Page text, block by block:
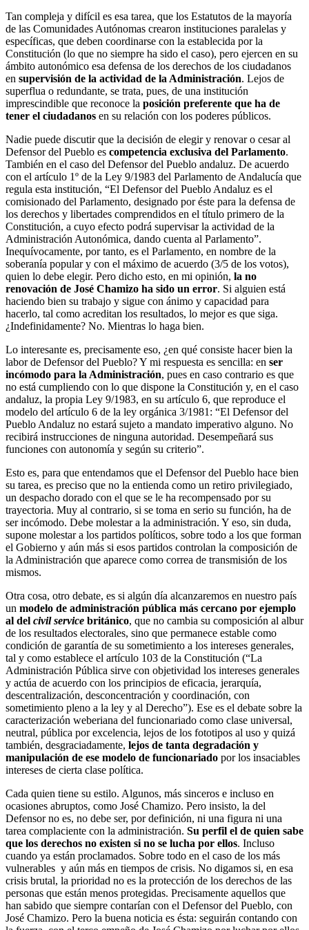
Tan compleja y difícil es esa tarea, que los Estatutos de la mayoría
de las Comunidades Autónomas crearon instituciones paralelas y
específicas, que deben coordinarse con la establecida por la
Constitución (lo que no siempre ha sido el caso), pero ejercen en su
ámbito autonómico esa defensa de los derechos de los ciudadanos
en supervisión de la actividad de la Administración. Lejos de
superflua o redundante, se trata, pues, de una institución
imprescindible que reconoce la posición preferente que ha de
tener el ciudadanos en su relación con los poderes públicos.
Nadie puede discutir que la decisión de elegir y renovar o cesar al
Defensor del Pueblo es competencia exclusiva del Parlamento.
También en el caso del Defensor del Pueblo andaluz. De acuerdo
con el artículo 1º de la Ley 9/1983 del Parlamento de Andalucía que
regula esta institución, “El Defensor del Pueblo Andaluz es el
comisionado del Parlamento, designado por éste para la defensa de
los derechos y libertades comprendidos en el título primero de la
Constitución, a cuyo efecto podrá supervisar la actividad de la
Administración Autonómica, dando cuenta al Parlamento”.
Inequívocamente, por tanto, es el Parlamento, en nombre de la
soberanía popular y con el máximo de acuerdo (3/5 de los votos),
quien lo debe elegir. Pero dicho esto, en mi opinión, la no
renovación de José Chamizo ha sido un error. Si alguien está
haciendo bien su trabajo y sigue con ánimo y capacidad para
hacerlo, tal como acreditan los resultados, lo mejor es que siga.
¿Indefinidamente? No. Mientras lo haga bien.
Lo interesante es, precisamente eso, ¿en qué consiste hacer bien la
labor de Defensor del Pueblo? Y mi respuesta es sencilla: en ser
incómodo para la Administración, pues en caso contrario es que
no está cumpliendo con lo que dispone la Constitución y, en el caso
andaluz, la propia Ley 9/1983, en su artículo 6, que reproduce el
modelo del artículo 6 de la ley orgánica 3/1981: “El Defensor del
Pueblo Andaluz no estará sujeto a mandato imperativo alguno. No
recibirá instrucciones de ninguna autoridad. Desempeñará sus
funciones con autonomía y según su criterio”.
Esto es, para que entendamos que el Defensor del Pueblo hace bien
su tarea, es preciso que no la entienda como un retiro privilegiado,
un despacho dorado con el que se le ha recompensado por su
trayectoria. Muy al contrario, si se toma en serio su función, ha de
ser incómodo. Debe molestar a la administración. Y eso, sin duda,
supone molestar a los partidos políticos, sobre todo a los que forman
el Gobierno y aún más si esos partidos controlan la composición de
la Administración que aparece como correa de transmisión de los
mismos.
Otra cosa, otro debate, es si algún día alcanzaremos en nuestro país
un modelo de administración pública más cercano por ejemplo
al del civil service británico, que no cambia su composición al albur
de los resultados electorales, sino que permanece estable como
condición de garantía de su sometimiento a los intereses generales,
tal y como establece el artículo 103 de la Constitución (“La
Administración Pública sirve con objetividad los intereses generales
y actúa de acuerdo con los principios de eficacia, jerarquía,
descentralización, desconcentración y coordinación, con
sometimiento pleno a la ley y al Derecho”). Ese es el debate sobre la
caracterización weberiana del funcionariado como clase universal,
neutral, pública por excelencia, lejos de los fototipos al uso y quizá
también, desgraciadamente, lejos de tanta degradación y
manipulación de ese modelo de funcionariado por los insaciables
intereses de cierta clase política.
Cada quien tiene su estilo. Algunos, más sinceros e incluso en
ocasiones abruptos, como José Chamizo. Pero insisto, la del
Defensor no es, no debe ser, por definición, ni una figura ni una
tarea complaciente con la administración. Su perfil el de quien sabe
que los derechos no existen si no se lucha por ellos. Incluso
cuando ya están proclamados. Sobre todo en el caso de los más
vulnerables y aún más en tiempos de crisis. No digamos si, en esa
crisis brutal, la prioridad no es la protección de los derechos de las
personas que están menos protegidas. Precisamente aquellos que
han sabido que siempre contarían con el Defensor del Pueblo, con
José Chamizo. Pero la buena noticia es ésta: seguirán contando con